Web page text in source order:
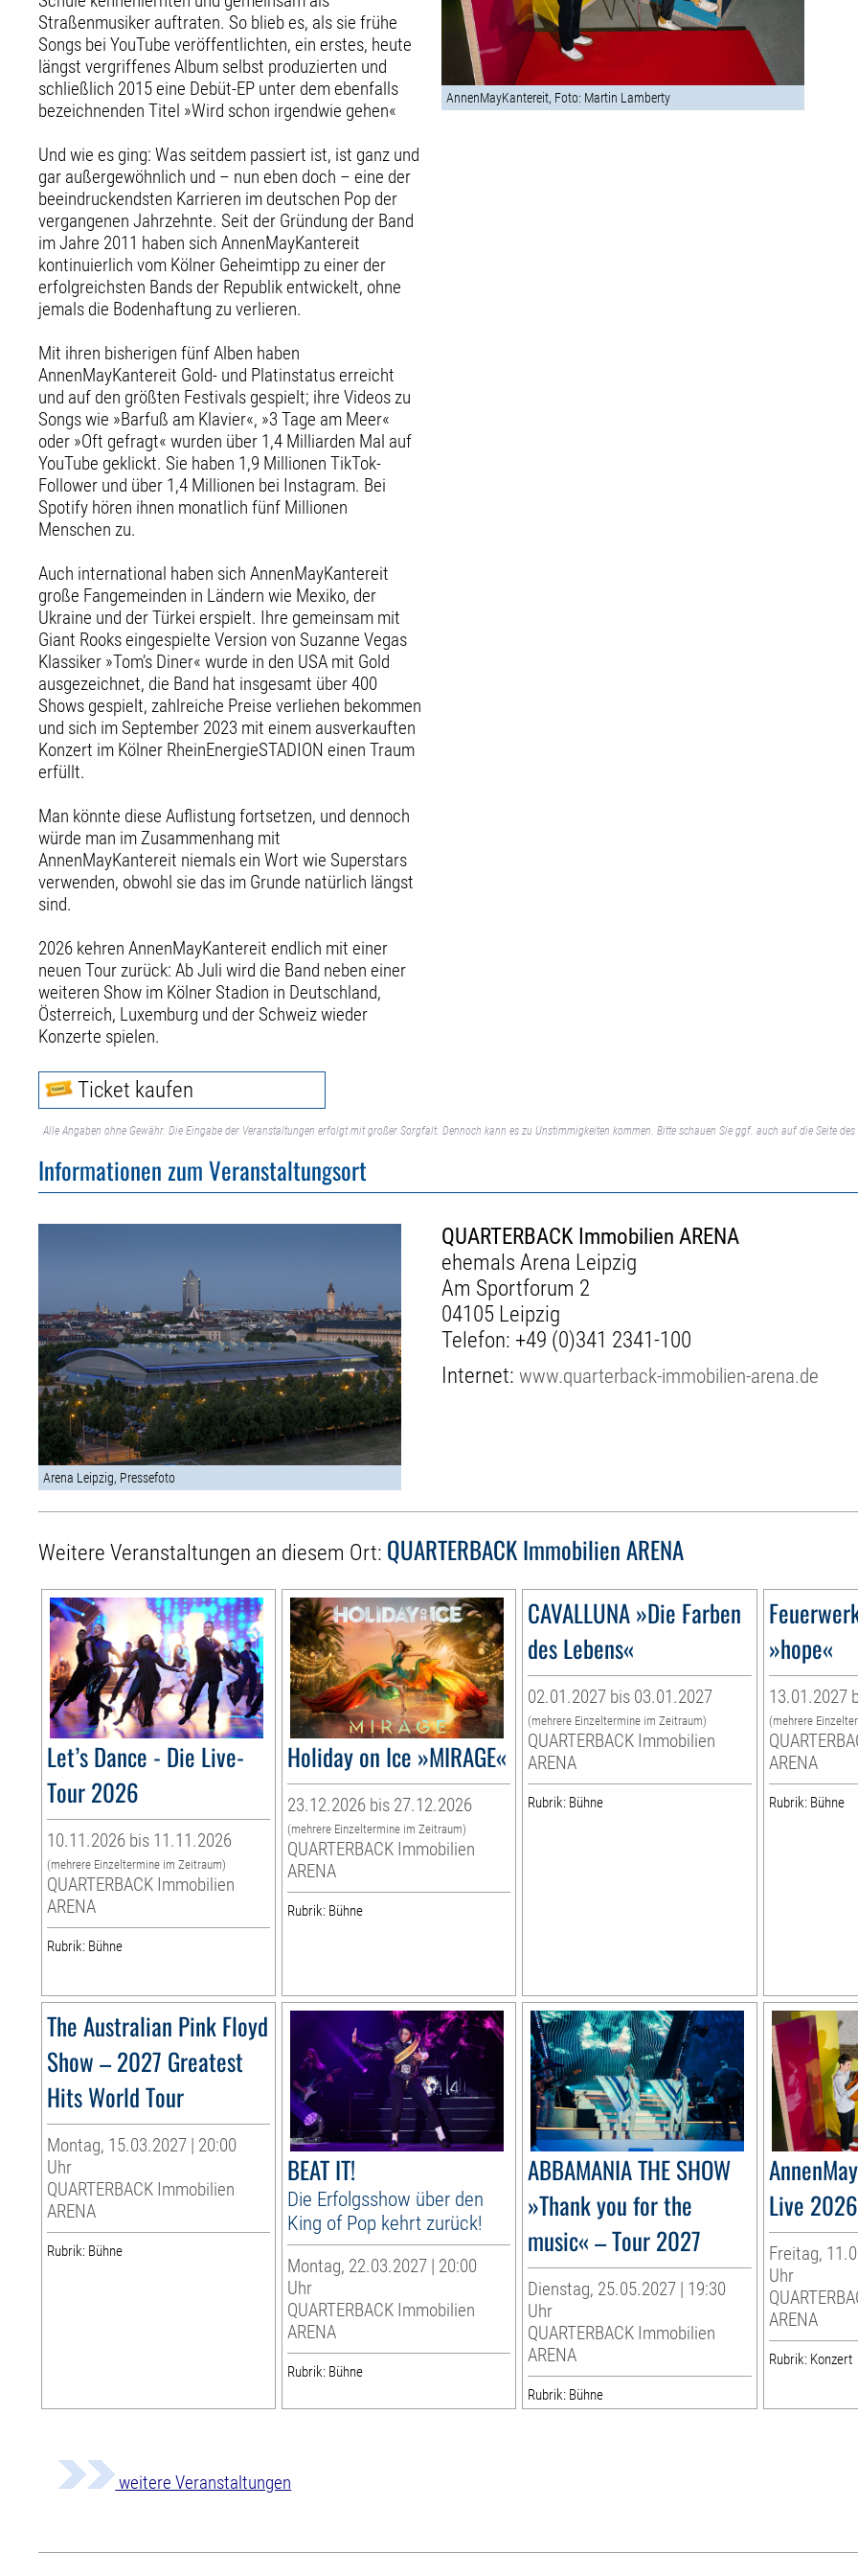
Straßenmusiker auftraten. So blieb es, als sie frühe
Songs bei YouTube veröffentlichten, ein erstes, heute
längst vergriffenes Album selbst produzierten und
schließlich 2015 eine Debüt-EP unter dem ebenfalls
bezeichnenden Titel »Wird schon irgendwie gehen«
Und wie es ging: Was seitdem passiert ist, ist ganz und
gar außergewöhnlich und – nun eben doch – eine der
beeindruckendsten Karrieren im deutschen Pop der
vergangenen Jahrzehnte. Seit der Gründung der Band
im Jahre 2011 haben sich AnnenMayKantereit
kontinuierlich vom Kölner Geheimtipp zu einer der
erfolgreichsten Bands der Republik entwickelt, ohne
jemals die Bodenhaftung zu verlieren.
Mit ihren bisherigen fünf Alben haben
AnnenMayKantereit Gold- und Platinstatus erreicht
und auf den größten Festivals gespielt; ihre Videos zu
Songs wie »Barfuß am Klavier«, »3 Tage am Meer«
oder »Oft gefragt« wurden über 1,4 Milliarden Mal auf
YouTube geklickt. Sie haben 1,9 Millionen TikTok-
Follower und über 1,4 Millionen bei Instagram. Bei
Spotify hören ihnen monatlich fünf Millionen
Menschen zu.
Auch international haben sich AnnenMayKantereit
große Fangemeinden in Ländern wie Mexiko, der
Ukraine und der Türkei erspielt. Ihre gemeinsam mit
Giant Rooks eingespielte Version von Suzanne Vegas
Klassiker »Tom’s Diner« wurde in den USA mit Gold
ausgezeichnet, die Band hat insgesamt über 400
Shows gespielt, zahlreiche Preise verliehen bekommen
und sich im September 2023 mit einem ausverkauften
Konzert im Kölner RheinEnergieSTADION einen Traum
erfüllt.
Man könnte diese Auflistung fortsetzen, und dennoch
würde man im Zusammenhang mit
AnnenMayKantereit niemals ein Wort wie Superstars
verwenden, obwohl sie das im Grunde natürlich längst
sind.
2026 kehren AnnenMayKantereit endlich mit einer
neuen Tour zurück: Ab Juli wird die Band neben einer
weiteren Show im Kölner Stadion in Deutschland,
Österreich, Luxemburg und der Schweiz wieder
Konzerte spielen.
Ticket kaufen
AnnenMayKantereit, Foto: Martin Lamberty
Alle Angaben ohne Gewähr. Die Eingabe der Veranstaltungen erfolgt mit großer Sorgfalt. Dennoch kann es zu Unstimmigkeiten kommen. Bitte schauen Sie ggf. auch auf die Seite
Informationen zum Veranstaltungsort
Arena Leipzig, Pressefoto
QUARTERBACK Immobilien ARENA
ehemals Arena Leipzig
Am Sportforum 2
04105 Leipzig
Telefon: +49 (0)341 2341-100
Internet:www.quarterback-immobilien-arena.de
Weitere Veranstaltungen an diesem Ort: QUARTERBACK Immobilien ARENA
Let’s Dance - Die Live-
Tour 2026
10.11.2026 bis 11.11.2026
(mehrere Einzeltermine im Zeitraum)
QUARTERBACK Immobilien
ARENA
Rubrik: Bühne
Holiday on Ice »MIRAGE«
23.12.2026 bis 27.12.2026
(mehrere Einzeltermine im Zeitraum)
QUARTERBACK Immobilien
ARENA
Rubrik: Bühne
CAVALLUNA »Die Farben
des Lebens«
02.01.2027 bis 03.01.2027
(mehrere Einzeltermine im Zeitraum)
QUARTERBACK Immobilien
ARENA
Rubrik: Bühne
»hope«
13.01.2027
(mehrere
ARENA
Rubrik: Bühne
The Australian Pink Floyd
Show – 2027 Greatest
Hits World Tour
Montag, 15.03.2027 | 20:00
Uhr
QUARTERBACK Immobilien
ARENA
Rubrik: Bühne
BEAT IT!
Die Erfolgsshow über den
King of Pop kehrt zurück!
Montag, 22.03.2027 | 20:00
Uhr
QUARTERBACK Immobilien
ARENA
Rubrik: Bühne
ABBAMANIA THE SHOW
»Thank you for the
music« – Tour 2027
Dienstag, 25.05.2027 | 19:30
Uhr
QUARTERBACK Immobilien
ARENA
Rubrik: Bühne
Live 2026
Freitag,
Uhr
ARENA
Rubrik: Konzert
weitere Veranstaltungen